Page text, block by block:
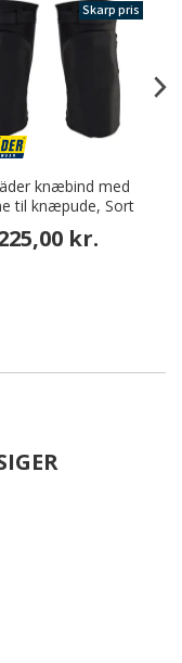
Skarp pris
knæbind med
til knæpude, Sort
kr.